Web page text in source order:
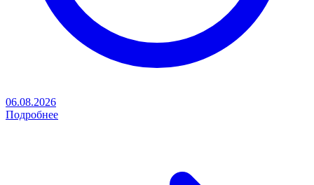
06.08.2026
Подробнее